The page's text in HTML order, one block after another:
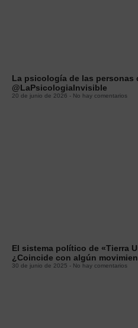
La psicología de las personas
@LaPsicologiaInvisible
20 de junio de 2026 No hay comentarios
El sistema político de «Tierra
¿Coincide con algún
30 de junio de 2025 No hay comentarios